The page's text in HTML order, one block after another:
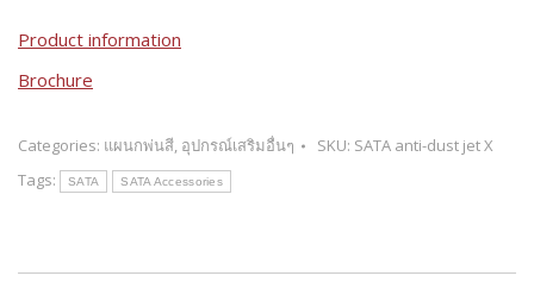
Product information
Brochure
Categories: แผนกพ่นสี, อุปกรณ์เสริมอื่นๆ SKU: SATA anti-dust jet X
Tags:
SATA SATA Accessories